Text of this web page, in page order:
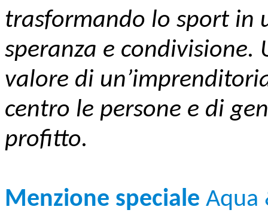
trasformando lo sport in
speranza e condivisione.
valore di
centro le persone e di
profitto.
Menzione speciale Aqua